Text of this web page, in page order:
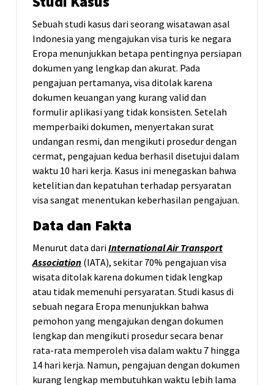
Sebuah studi kasus dari seorang wisatawan asal
Indonesia yang mengajukan visa turis ke negara
Eropa menunjukkan betapa pentingnya persiapan
dokumen yang lengkap dan akurat. Pada
pengajuan pertamanya, visa ditolak karena
dokumen keuangan yang kurang valid dan
formulir aplikasi yang tidak konsisten. Setelah
memperbaiki dokumen, menyertakan surat
undangan resmi, dan mengikuti prosedur dengan
cermat, pengajuan kedua berhasil disetujui dalam
waktu 10 hari kerja. Kasus ini menegaskan bahwa
ketelitian dan kepatuhan terhadap persyaratan
visa sangat menentukan keberhasilan pengajuan.
Data dan Fakta
Menurut data dariInternational Air Transport
Association (IATA), sekitar 70% pengajuan visa
wisata ditolak karena dokumen tidak lengkap
atau tidak memenuhi persyaratan. Studi kasus di
sebuah negara Eropa menunjukkan bahwa
pemohon yang mengajukan dengan dokumen
lengkap dan mengikuti prosedur secara benar
rata-rata memperoleh visa dalam waktu 7 hingga
14 hari kerja. Namun, pengajuan dengan dokumen
kurang lengkap membutuhkan waktu lebih lama